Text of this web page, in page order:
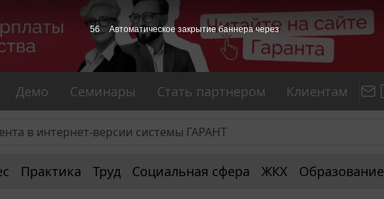
Демо Семинары Стать партнером Клиентам
Практика Труд Социальная сфера ЖКХ Образование
55 Автоматическое закрытие баннера через